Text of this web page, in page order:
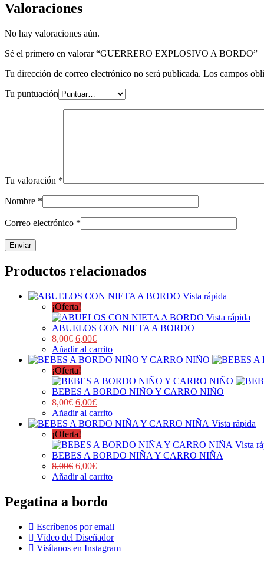
Valoraciones
No hay valoraciones aún.
Sé el primero en valorar “GUERRERO EXPLOSIVO A BORDO”
Tu dirección de correo electrónico no será publicada. Los campos
Tu puntuación
Tu valoración *
Nombre *
Correo electrónico *
Productos relacionados
Vista rápida
¡Oferta!
Vista rápida
ABUELOS CON NIETA A BORDO
8,00€ 6,00€
Añadir al carrito
¡Oferta!
BEBES A BORDO NIÑO Y CARRO NIÑO
8,00€ 6,00€
Añadir al carrito
Vista rápida
¡Oferta!
Vista
BEBES A BORDO NIÑA Y CARRO NIÑA
8,00€ 6,00€
Añadir al carrito
Pegatina a bordo
Escríbenos por email
Vídeo del Diseñador
Visítanos en Instagram